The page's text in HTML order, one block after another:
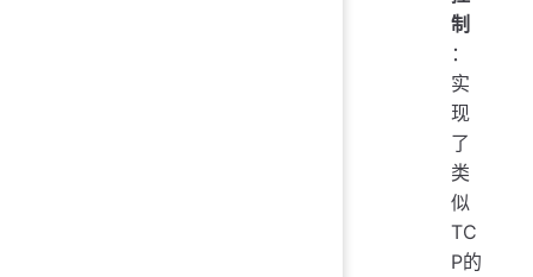
制
：
实
现
了
类
似
TC
P的